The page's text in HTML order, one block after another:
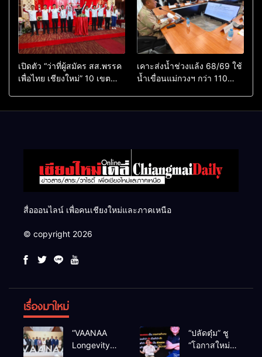
เปิดตัว “ว่าที่ผู้สมัคร สส.พรรค
เพื่อไทย เชียงใหม่” 10 เขต
เคาะส่งน้ำช่วงแล้ง 68/69 ใช้
น้ำเขื่อนแม่กวงฯ กว่า 110
สื่อออนไลน์ เพื่อคนเชียงใหม่และภาคเหนือ
© copyright 2026
เรื่องมาใหม่
“VAANAA
Longevity
“ปลัดตุ๋ม” ชู
“โอกาสใหม่”